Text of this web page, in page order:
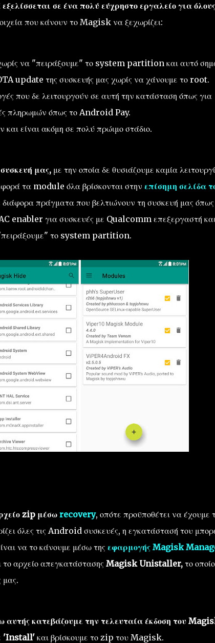
εξελίσσεται σε ένα πολύ εύχρηστο εργαλείο για όλους
που κάνουν το Magisk να ξεχωρίζει:
να "πειράξουμε" το system partition και αυτό
update της συσκευής μας χωρίς να χάνουμε το root.
που δε λειτουργούν σε αυτή την κατάσταση όπως για
πληρωμών όπως το Android Pay.
είναι ακόμη σε πολύ πρώιμο στάδιο.
μας,με την οποία δε θυσιάζουμε καμία
τα module όλα βρίσκονται στην επίσημη σελίδα
πράγματα που βελτιώνουν τη συσκευή μας
enabler για συσκευές με Qualcomm επεξεργαστή
το system partition.
zip μέσωrecovery, οπότε προϋποθέτει να έχουμε
όλες τις Android συσκευές, η εγκατάστασή του
να το κάνουμε μέσω της εφαρμογής Magisk
αρχείο απεγκατάστασης Magisk Unistaller,το οποίο
μας.
αυτής κατεβάζουμε την τελευταία έκδοση του
'Install'και βρίσκουμε το zip του Magisk.